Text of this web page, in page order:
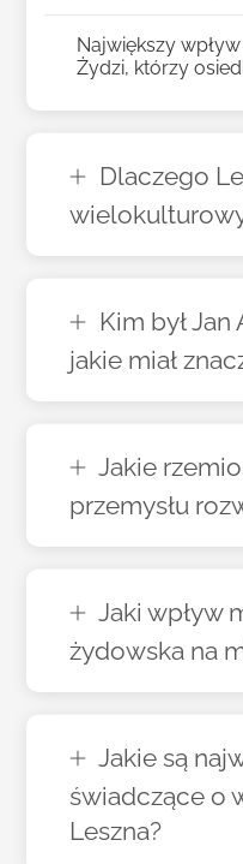
Największy
Żydzi, którzy
Dlaczego
Kim był
jakie miał
Jakie
przemysłu
Jaki wpływ
żydowska na
Jakie są
świadczące o
Leszna?